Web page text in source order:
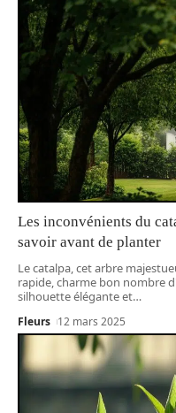
Les inconvénients du
savoir avant de planter
Le catalpa, cet arbre
rapide, charme bon nombre
silhouette élégante et…
Fleurs 12 mars 2025